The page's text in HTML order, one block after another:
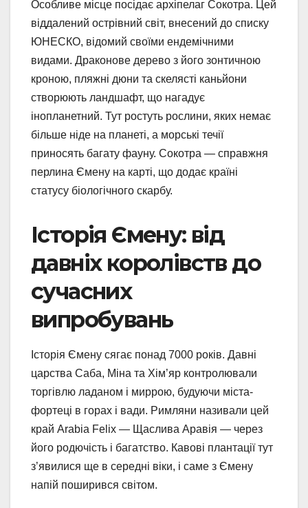
Особливе місце посідає архіпелаг Сокотра. Цей
віддалений острівний світ, внесений до списку
ЮНЕСКО, відомий своїми ендемічними
видами. Драконове дерево з його зонтичною
кроною, пляжні дюни та скелясті каньйони
створюють ландшафт, що нагадує
інопланетний. Тут ростуть рослини, яких немає
більше ніде на планеті, а морські течії
приносять багату фауну. Сокотра — справжня
перлина Ємену на карті, що додає країні
статусу біологічного скарбу.
Історія Ємену: від
давніх королівств до
сучасних
випробувань
Історія Ємену сягає понад 7000 років. Давні
царства Саба, Міна та Хім’яр контролювали
торгівлю ладаном і миррою, будуючи міста-
фортеці в горах і вади. Римляни називали цей
край Arabia Felix — Щаслива Аравія — через
його родючість і багатство. Кавові плантації тут
з’явилися ще в середні віки, і саме з Ємену
напій поширився світом.